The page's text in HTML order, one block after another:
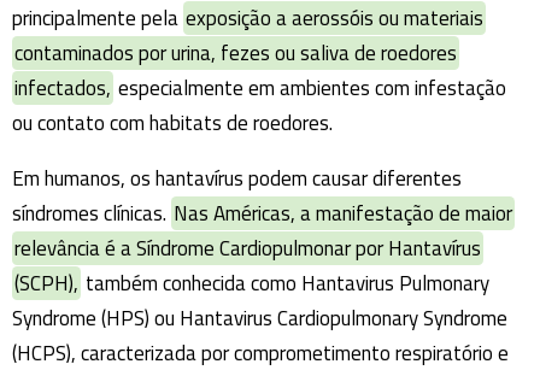
principalmente pela exposição a aerossóis ou materiais
contaminados por urina, fezes ou saliva de roedores
infectados, especialmente em ambientes com infestação
ou contato com habitats de roedores.
Em humanos, os hantavírus podem causar diferentes
síndromes clínicas. Nas Américas, a manifestação de maior
relevância é a Síndrome Cardiopulmonar por Hantavírus
(SCPH), também conhecida como Hantavirus Pulmonary
Syndrome (HPS) ou Hantavirus Cardiopulmonary Syndrome
(HCPS), caracterizada por comprometimento respiratório e